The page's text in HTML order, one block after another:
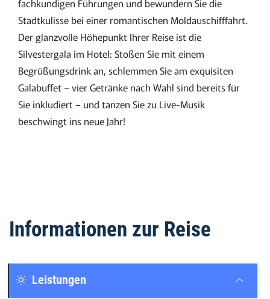
fachkundigen Führungen und bewundern Sie die
Stadtkulisse bei einer romantischen Moldauschifffahrt.
Der glanzvolle Höhepunkt Ihrer Reise ist die
Silvestergala im Hotel: Stoßen Sie mit einem
Begrüßungsdrink an, schlemmen Sie am exquisiten
Galabuffet – vier Getränke nach Wahl sind bereits für
Sie inkludiert – und tanzen Sie zu Live-Musik
beschwingt ins neue Jahr!
Informationen zur Reise
Leistungen